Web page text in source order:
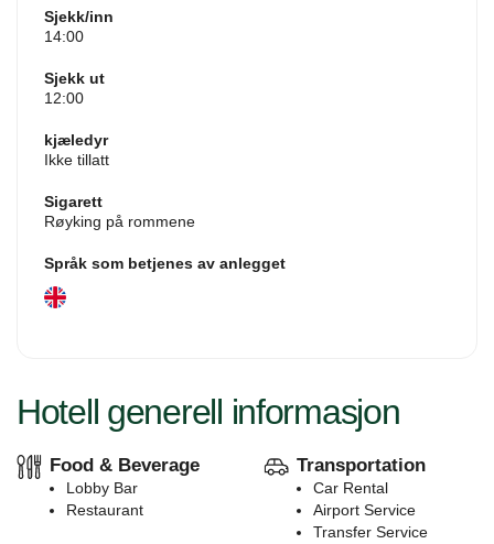
Sjekk/inn
14:00
Sjekk ut
12:00
kjæledyr
Ikke tillatt
Sigarett
Røyking på rommene
Språk som betjenes av anlegget
Hotell generell informasjon
Food & Beverage
Lobby Bar
Restaurant
Transportation
Car Rental
Airport Service
Transfer Service